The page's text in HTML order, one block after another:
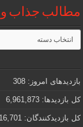
مطالب جذاب و
مطالب
جذاب
و
که
دنبالش
هستید
بازدیدهای امروز:308
کل بازدیدها:6,961,873
کل بازدیدکنند‌گان: